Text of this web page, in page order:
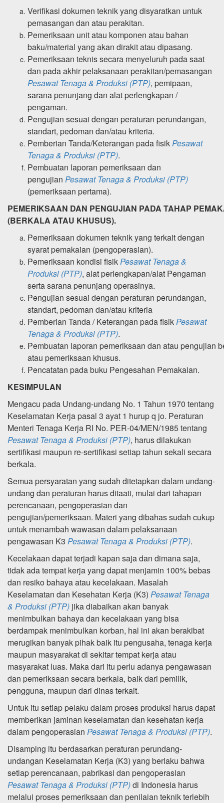
Verifikasi dokumen teknik yang disyaratkan untuk
pemasangan dan atau perakitan.
Pemeriksaan unit atau komponen atau bahan
baku/material yang akan dirakit atau dipasang.
Pemeriksaan teknis secara menyeluruh pada saat
dan pada akhir pelaksanaan perakitan/pemasangan
Pesawat Tenaga & Produksi (PTP), pemipaan,
sarana penunjang dan alat perlengkapan /
pengaman.
Pengujian sesuai dengan peraturan perundangan,
standart, pedoman dan/atau kriteria.
Pemberian Tanda/Keterangan pada fisikPesawat
Tenaga & Produksi (PTP).
Pembuatan laporan pemeriksaan dan
pengujian Pesawat Tenaga & Produksi (PTP)
(pemeriksaan pertama).
PEMERIKSAAN DAN PENGUJIAN PADA TAHAP
(BERKALA ATAU KHUSUS).
Pemeriksaan dokumen teknik yang terkait dengan
syarat pemakaian (pengoperasian).
Pemeriksaan kondisi fisikPesawat Tenaga &
Produksi (PTP), alat perlengkapan/alat Pengaman
serta sarana penunjang operasinya.
Pengujian sesuai dengan peraturan perundangan,
standart, pedoman dan/atau kriteria
Pemberian Tanda / Keterangan pada fisikPesawat
Tenaga & Produksi (PTP).
Pembuatan laporan pemeriksaan dan atau pengujian
atau pemeriksaan khusus.
Pencatatan pada buku Pengesahan Pemakaian.
KESIMPULAN
Mengacu pada Undang-undang No. 1 Tahun 1970 tentang
Keselamatan Kerja pasal 3 ayat 1 hurup q jo. Peraturan
Menteri Tenaga Kerja RI No. PER-04/MEN/1985 tentang
Pesawat Tenaga & Produksi (PTP), harus dilakukan
sertifikasi maupun re-sertifikasi setiap tahun sekali secara
berkala.
Semua persyaratan yang sudah ditetapkan dalam undang-
undang dan peraturan harus ditaati, mulai dari tahapan
perencanaan, pengoperasian dan
pengujian/pemeriksaan. Materi yang dibahas sudah cukup
untuk menambah wawasan dalam pelaksanaan
pengawasan K3 Pesawat Tenaga & Produksi (PTP).
Kecelakaan dapat terjadi kapan saja dan dimana saja,
tidak ada tempat kerja yang dapat menjamin 100% bebas
dan resiko bahaya atau kecelakaan. Masalah
Keselamatan dan Kesehatan Kerja (K3) Pesawat Tenaga
& Produksi (PTP) jika diabaikan akan banyak
menimbulkan bahaya dan kecelakaan yang bisa
berdampak menimbulkan korban, hal ini akan berakibat
merugikan banyak pihak baik itu pengusaha, tenaga kerja
maupun masyarakat di sekitar tempat kerja atau
masyarakat luas. Maka dari itu perlu adanya pengawasan
dan pemeriksaan secara berkala, baik dari pemilik,
pengguna, maupun dari dinas terkait.
Untuk itu setiap pelaku dalam proses produksi harus dapat
memberikan jaminan keselamatan dan kesehatan kerja
dalam pengoperasian Pesawat Tenaga & Produksi (PTP).
Disamping itu berdasarkan peraturan perundang-
undangan Keselamatan Kerja (K3) yang berlaku bahwa
setiap perencanaan, pabrikasi dan pengoperasian
Pesawat Tenaga & Produksi (PTP)di Indonesia harus
melalui proses pemeriksaan dan penilaian teknik terlebih